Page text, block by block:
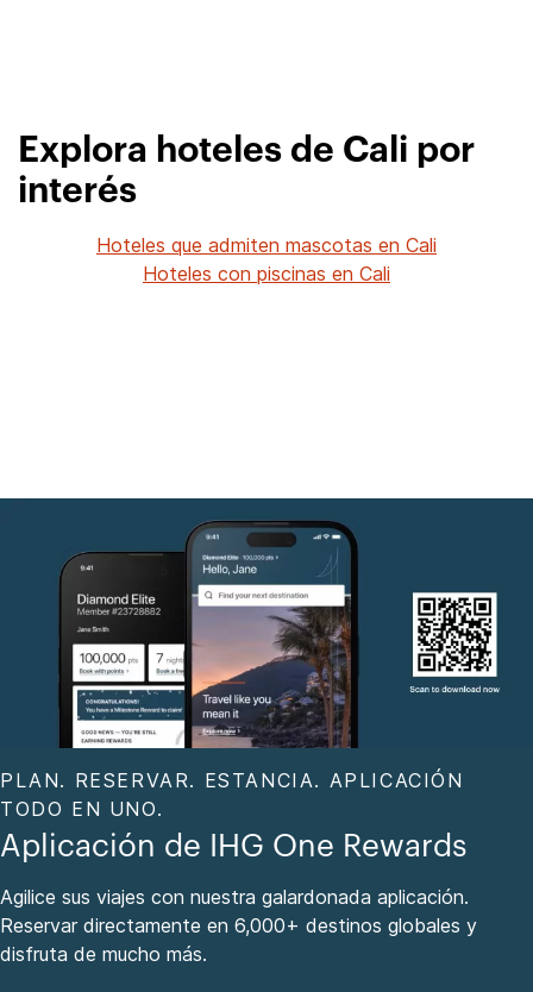
Explora hoteles de Cali por
interés
Hoteles que admiten mascotas en Cali
Hoteles con piscinas en Cali
PLAN. RESERVAR. ESTANCIA. APLICACIÓN
TODO EN UNO.
Aplicación de IHG One Rewards
Agilice sus viajes con nuestra galardonada aplicación.
Reservar directamente en 6,000+ destinos globales y
disfruta de mucho más.